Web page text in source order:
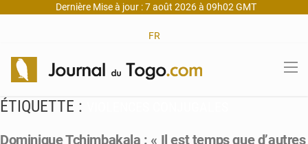
Dernière Mise à jour : 7 août 2026 à 09h02 GMT
FR
ÉTIQUETTE :
Dominique Tchimbakala : « Il est temps que d’autres